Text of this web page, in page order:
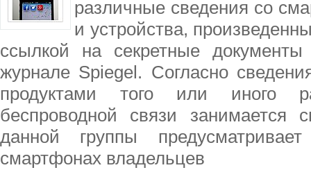
различные сведения со
и устройства,
ссылкой на секретные
журнале Spiegel. Согласно
продуктами того или иного
беспроводной связи занимается
данной группы
смартфонах владельцев